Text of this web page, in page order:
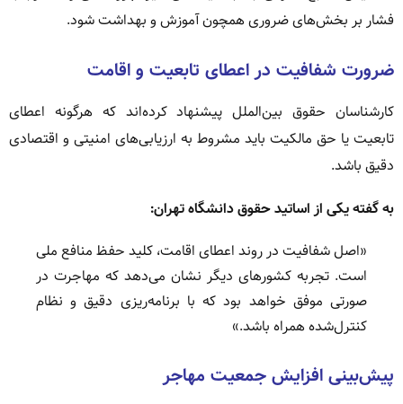
فشار بر بخش‌های ضروری همچون آموزش و بهداشت شود.
ضرورت شفافیت در اعطای تابعیت و اقامت
کارشناسان حقوق بین‌الملل پیشنهاد کرده‌اند که هرگونه اعطای
تابعیت یا حق مالکیت باید مشروط به ارزیابی‌های امنیتی و اقتصادی
دقیق باشد.
به گفته یکی از اساتید حقوق دانشگاه تهران:
«اصل شفافیت در روند اعطای اقامت، کلید حفظ منافع ملی
است. تجربه کشورهای دیگر نشان می‌دهد که مهاجرت در
صورتی موفق خواهد بود که با برنامه‌ریزی دقیق و نظام
کنترل‌شده همراه باشد.»
پیش‌بینی افزایش جمعیت مهاجر